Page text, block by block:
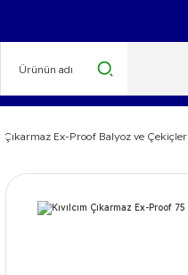
Çıkarmaz Ex-Proof Balyoz ve Çekiçler